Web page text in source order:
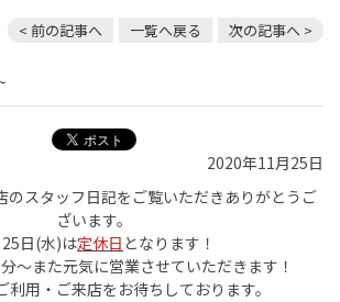
< 前の記事へ 一覧へ戻る 次の記事へ >
2020年11月25日
のスタッフ日記をご覧いただきありがとうご
ざいます。
日(水)は定休日 となります！
～また元気に営業させていただきます！
利用・ご来店をお待ちしております。